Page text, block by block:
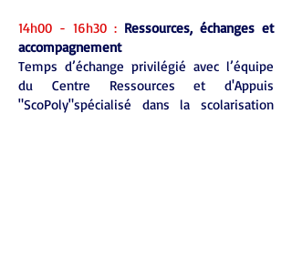
14h00 - 16h30 : Ressources, échanges et
accompagnement
Temps d’échange privilégié avec l’équipe
du Centre Ressources et d'Appuis
"ScoPoly"spécialisé dans la scolarisation